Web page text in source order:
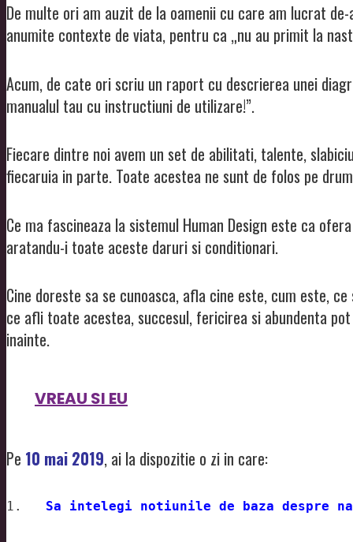
De multe ori am auzit de la oamenii cu care am lucrat
anumite contexte de viata, pentru ca „nu au primit la
Acum, de cate ori scriu un raport cu descrierea unei
manualul tau cu instructiuni de utilizare!”.
Fiecare dintre noi avem un set de abilitati, talente,
fiecaruia in parte. Toate acestea ne sunt de folos pe
Ce ma fascineaza la sistemul Human Design este ca
aratandu-i toate aceste daruri si conditionari.
Cine doreste sa se cunoasca, afla cine este, cum este,
ce afli toate acestea, succesul, fericirea si abundenta
inainte.
VREAU SI EU
Pe 10 mai 2019, ai la dispozitie o zi in care:
1. Sa intelegi notiunile de baza despre